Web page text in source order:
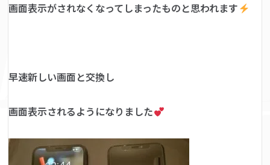
画面表示がされなくなってしまったものと思われます
早速新しい画面と交換し
画面表示されるようになりました